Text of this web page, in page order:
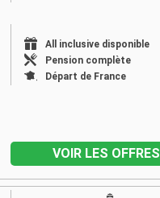
All inclusive disponible
Pension complète
Départ de France
VOIR LES OFFRES